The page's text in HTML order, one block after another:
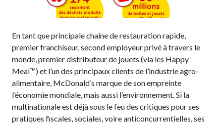
En tant que principale chaîne de restauration rapide,
premier franchiseur, second employeur privé à travers le
monde, premier distributeur de jouets (via les Happy
Meal™) et l’un des principaux clients de l’industrie agro-
alimentaire, McDonald’s marque de son empreinte
l’économie mondiale, mais aussi l’environnement. Si la
multinationale est déjà sous le feu des critiques pour ses
pratiques fiscales, sociales, voire anticoncurrentielles, ses